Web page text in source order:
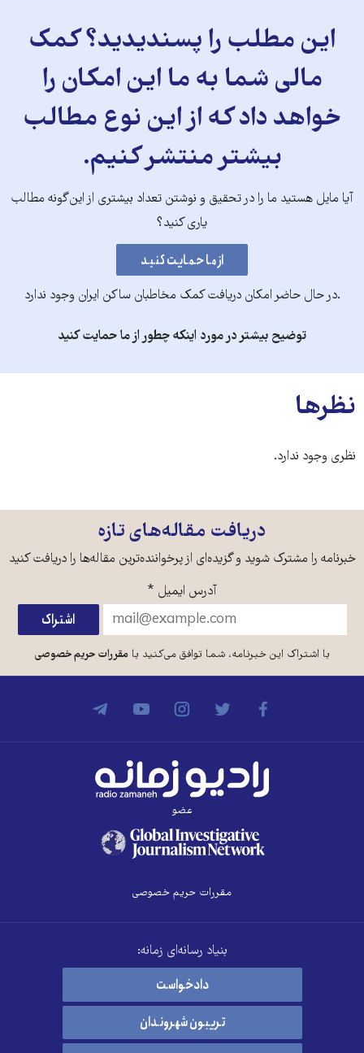
این مطلب را پسندیدید؟ کمک
مالی شما به ما این امکان را
خواهد داد که از این نوع مطالب
بیشتر منتشر کنیم.
آیا مایل هستید ما را در تحقیق و نوشتن تعداد بیشتری از این‌گونه مطالب
یاری کنید؟
.در حال حاضر امکان دریافت کمک مخاطبان ساکن ایران وجود ندارد
توضیح بیشتر در مورد اینکه چطور از ما حمایت کنید
نظرها
نظری وجود ندارد.
دریافت مقاله‌های تازه
خبرنامه را مشترک شوید و گزیده‌ای از پرخواننده‌ترین مقاله‌ها را دریافت کنید
آدرس ایمیل *
با اشتراک این خبرنامه، شما توافق می‌کنید بامقررات حریم خصوصی
عضو
مقررات حریم خصوصی
بنیاد رسانه‌ای زمانه:
دادخواست
تریبون شهروندان